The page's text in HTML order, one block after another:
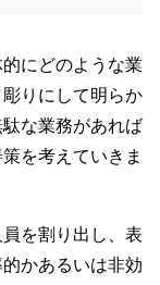
にどのような業
りにして明らか
な業務があれば
を考えていきま
を割り出し、表
かあるいは非効